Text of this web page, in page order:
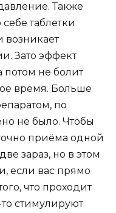
Также
таблетки
Зато эффект
потом не болит
время. Больше
по
не было. Чтобы
приёма одной
зараз, но в этом
если вас прямо
что проходит
стимулируют